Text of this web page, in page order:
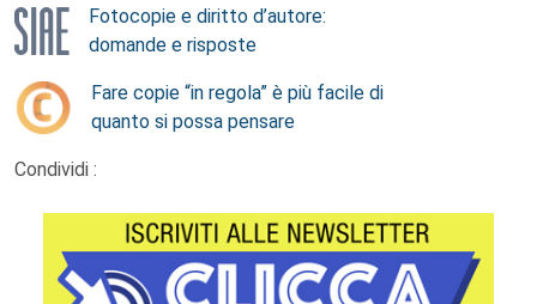
Fotocopie e diritto d’autore:
domande e risposte
Fare copie “in regola” è più facile di
quanto si possa pensare
Condividi :